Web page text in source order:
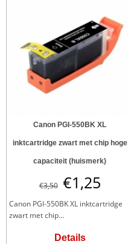
Canon PGI-550BK XL
inktcartridge zwart met chip hoge
capaciteit (huismerk)
€3,50 €1,25
Canon PGI-550BK XL inktcartridge
zwart met chip...
Details